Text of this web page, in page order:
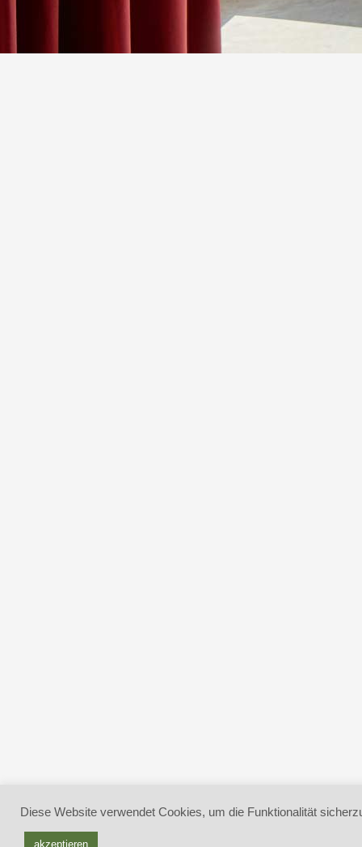
Diese Website verwendet Cookies, um die Funktionalität
akzeptieren